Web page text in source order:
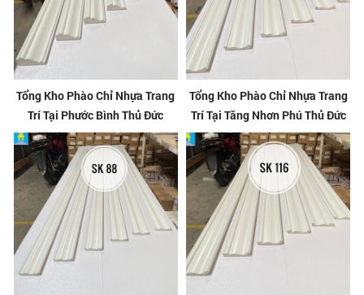
Tổng Kho Phào Chỉ Nhựa Trang
Trí Tại Phước Bình Thủ Đức
Tổng Kho Phào Chỉ Nhựa Trang
Trí Tại Tăng Nhơn Phú Thủ Đức